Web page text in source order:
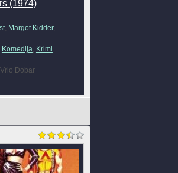
(1974)
, Margot Kidder,
Komedija Krimi
Dobar